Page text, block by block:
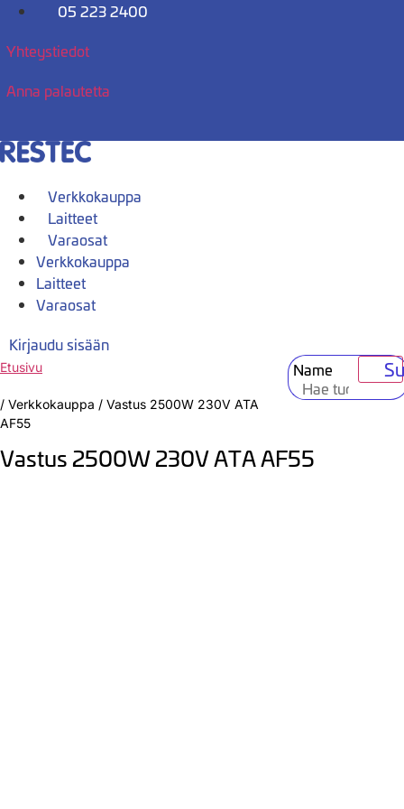
Mene
05 223 2400
Yhteystiedot
Anna palautetta
Verkkokauppa
Laitteet
Varaosat
Verkkokauppa
Laitteet
Varaosat
Kirjaudu sisään
Name
Etusivu
/ Verkkokauppa / Vastus 2500W 230V ATA
AF55
Vastus 2500W 230V ATA AF55